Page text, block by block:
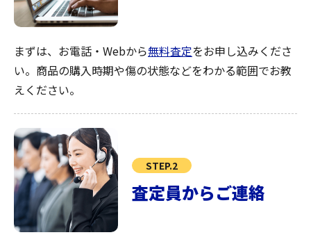
まずは、お電話・Webから無料査定をお申し込みくださ
い。商品の購入時期や傷の状態などをわかる範囲でお教
えください。
STEP.2
査定員からご連絡